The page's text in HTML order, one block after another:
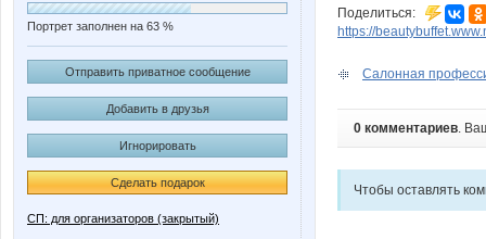
Портрет заполнен на 63 %
Отправить приватное сообщение
Добавить в друзья
Игнорировать
Сделать подарок
СП: для организаторов (закрытый)
Поделиться:
https://
Салонная
0 комментариев.
Чтобы оставлять